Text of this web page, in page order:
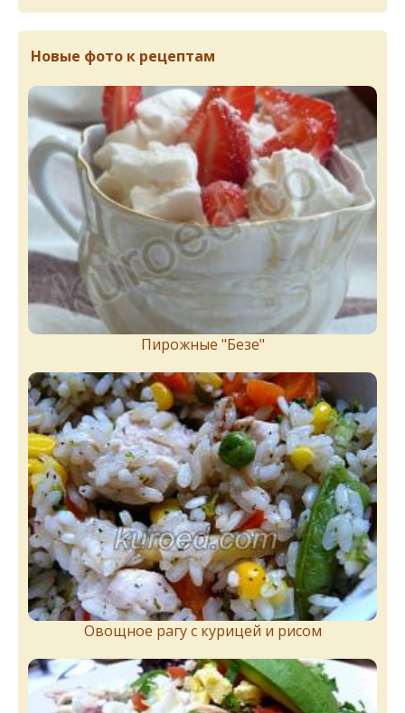
Новые фото к рецептам
Пирожныe "Бeзe"
Овощное рагу с курицей и рисом